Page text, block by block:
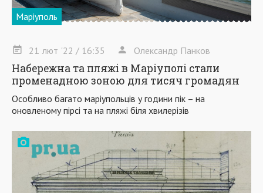
Маріуполь
21 лют '22 / 16:35 Олександр Панков
Набережна та пляжі в Маріуполі стали
променадною зоною для тисяч громадян
Особливо багато маріупольців у години пік – на
оновленому пірсі та на пляжі біля хвилерізів